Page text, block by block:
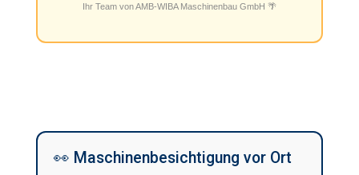
Ihr Team von AMB-WIBA Maschinenbau GmbH 🌴
👀 Maschinenbesichtigung vor Ort